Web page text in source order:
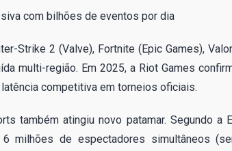
com bilhões de eventos por dia
Strike 2 (Valve), Fortnite (Epic Games),
multi-região. Em 2025, a Riot Games
latência competitiva em torneios oficiais.
também atingiu novo patamar. Segundo
milhões de espectadores simultâneos